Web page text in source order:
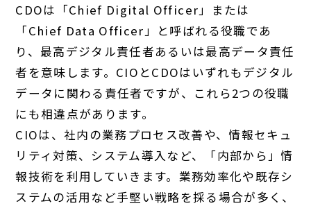
CDOは「Chief Digital Officer」または
「Chief Data Officer」と呼ばれる役職であ
り、最高デジタル責任者あるいは最高データ責任
者を意味します。CIOとCDOはいずれもデジタル
データに関わる責任者ですが、これら2つの役職
にも相違点があります。
CIOは、社内の業務プロセス改善や、情報セキュ
リティ対策、システム導入など、「内部から」情
報技術を利用していきます。業務効率化や既存シ
ステムの活用など手堅い戦略を採る場合が多く、